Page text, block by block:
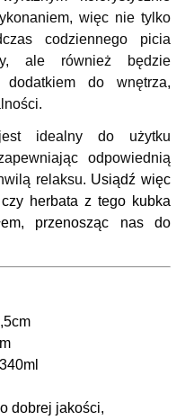
więc nie tylko
codziennego picia
ale również będzie
dodatkiem do wnętrza,
idealny do użytku
odpowiednią
relaksu. Usiądź więc
herbata z tego kubka
przenosząc nas do
dobrej jakości,